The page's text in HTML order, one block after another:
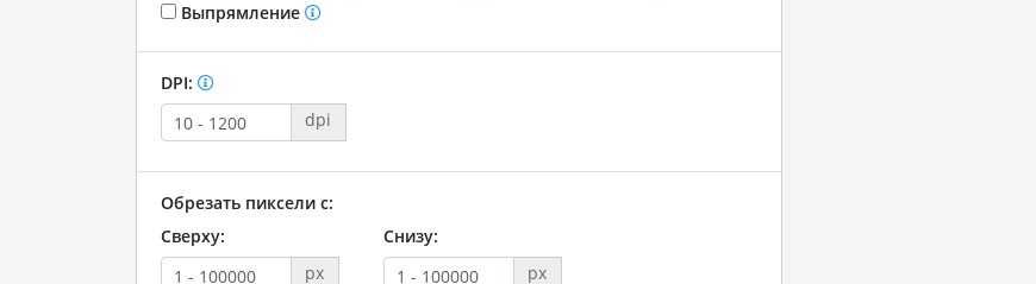
Выпрямление
DPI:
dpi
Обрезать пиксели с:
Сверху:
px
Снизу:
px